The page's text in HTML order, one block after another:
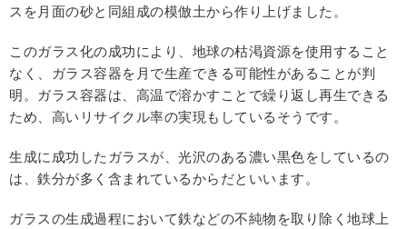
スを月面の砂と同組成の模倣土から作り上げました。
このガラス化の成功により、地球の枯渇資源を使用すること
なく、ガラス容器を月で生産できる可能性があることが判
明。ガラス容器は、高温で溶かすことで繰り返し再生できる
ため、高いリサイクル率の実現もしているそうです。
生成に成功したガラスが、光沢のある濃い黒色をしているの
は、鉄分が多く含まれているからだといいます。
ガラスの生成過程において鉄などの不純物を取り除く地球上